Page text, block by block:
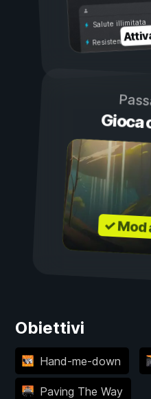
Salute illimitata
Resistenza
Gioca
✓ Mod
Obiettivi
Hand-me-down
Paving The Way